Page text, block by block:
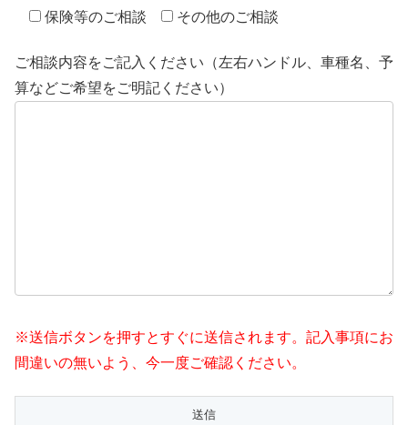
保険等のご相談 その他のご相談
ご相談内容をご記入ください（左右ハンドル、車種名、予
算などご希望をご明記ください）
※送信ボタンを押すとすぐに送信されます。記入事項にお
間違いの無いよう、今一度ご確認ください。